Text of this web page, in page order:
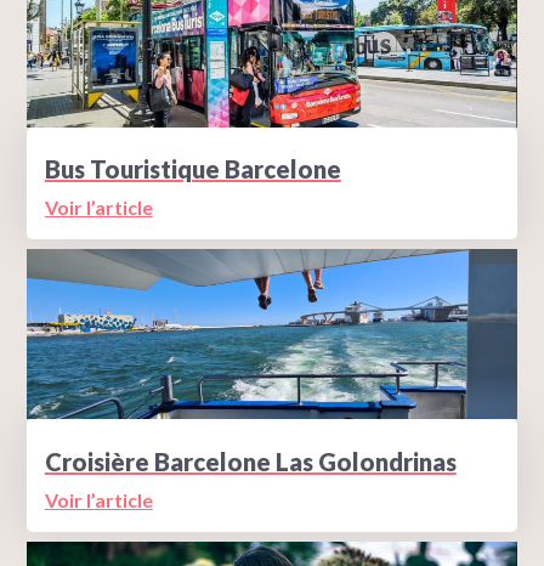
Bus Touristique Barcelone
Voir l’article
Croisière Barcelone Las Golondrinas
Voir l’article